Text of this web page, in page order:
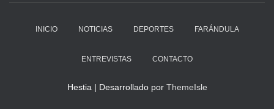
INICIO NOTICIAS DEPORTES FARÁNDULA
ENTREVISTAS CONTACTO
Hestia | Desarrollado por ThemeIsle